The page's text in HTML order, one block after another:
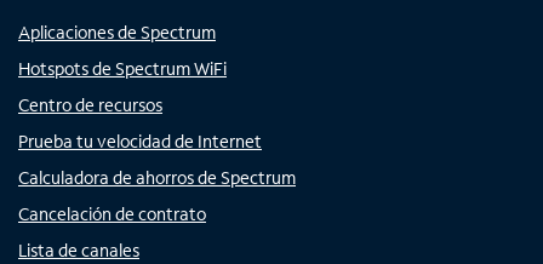
Aplicaciones de Spectrum
Hotspots de Spectrum WiFi
Centro de recursos
Prueba tu velocidad de Internet
Calculadora de ahorros de Spectrum
Cancelación de contrato
Lista de canales